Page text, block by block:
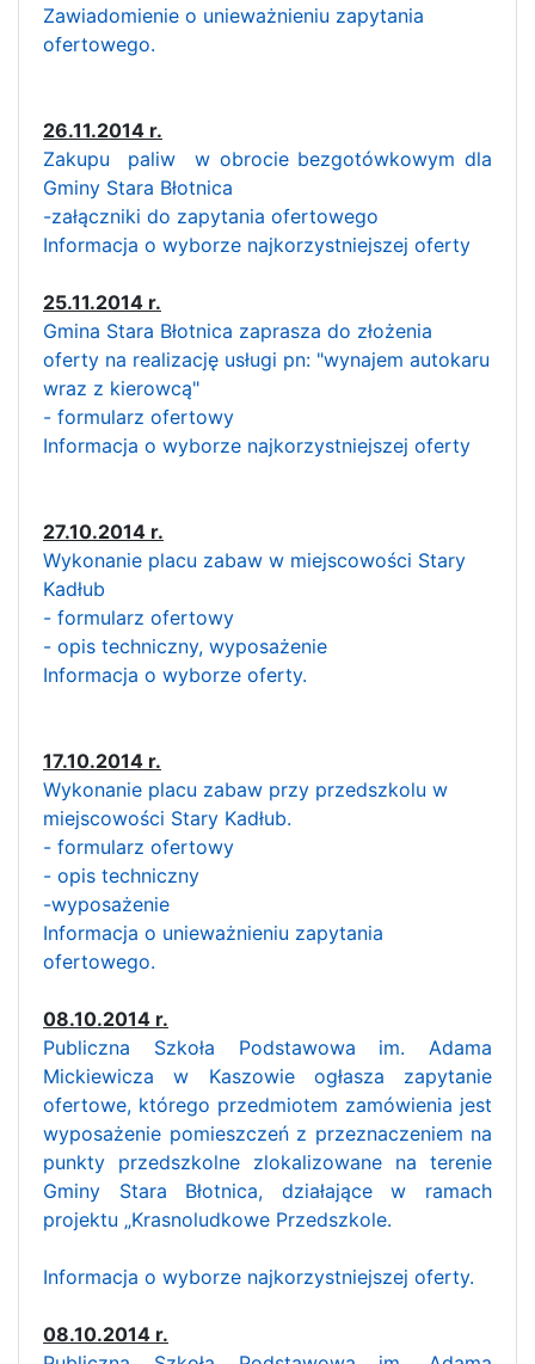
Zawiadomienie o unieważnieniu zapytania
ofertowego.
26.11.2014 r.
Zakupu paliw w obrocie bezgotówkowym dla
Gminy Stara Błotnica
-załączniki do zapytania ofertowego
Informacja o wyborze najkorzystniejszej oferty
25.11.2014 r.
Gmina Stara Błotnica zaprasza do złożenia
oferty na realizację usługi pn: "wynajem autokaru
wraz z kierowcą"
- formularz ofertowy
Informacja o wyborze najkorzystniejszej oferty
27.10.2014 r.
Wykonanie placu zabaw w miejscowości Stary
Kadłub
- formularz ofertowy
- opis techniczny, wyposażenie
Informacja o wyborze oferty.
17.10.2014 r.
Wykonanie placu zabaw przy przedszkolu w
miejscowości Stary Kadłub.
- formularz ofertowy
- opis techniczny
-wyposażenie
Informacja o unieważnieniu zapytania
ofertowego.
08.10.2014 r.
Publiczna Szkoła Podstawowa im. Adama
Mickiewicza w Kaszowie ogłasza zapytanie
ofertowe, którego przedmiotem zamówienia jest
wyposażenie pomieszczeń z przeznaczeniem na
punkty przedszkolne zlokalizowane na terenie
Gminy Stara Błotnica, działające w ramach
projektu „Krasnoludkowe Przedszkole.
Informacja o wyborze najkorzystniejszej oferty.
08.10.2014 r.